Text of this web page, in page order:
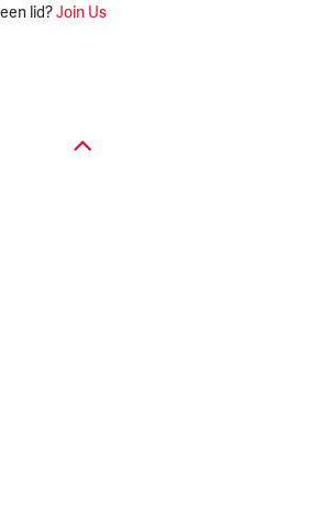
lid?Join Us